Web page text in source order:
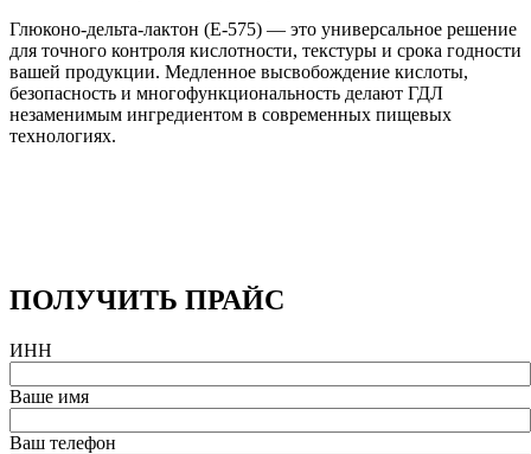
Глюконо-дельта-лактон (Е-575) — это универсальное решение
для точного контроля кислотности, текстуры и срока годности
вашей продукции. Медленное высвобождение кислоты,
безопасность и многофункциональность делают ГДЛ
незаменимым ингредиентом в современных пищевых
технологиях.
ПОЛУЧИТЬ ПРАЙС
ИНН
Ваше имя
Ваш телефон